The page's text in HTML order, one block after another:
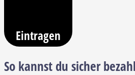
Eintragen
So kannst du sicher